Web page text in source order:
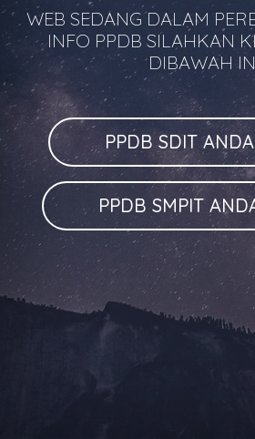
WEB SEDANG DALAM
INFO PPDB SILAHKAN
DIBAWAH
PPDB SDIT
PPDB SMPIT